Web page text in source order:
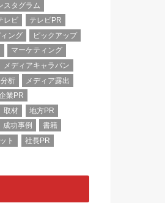
スタグラム
レビ
テレビPR
ング
ピックアップ
マーケティング
メディアキャラバン
析
メディア露出
業PR
取材
地方PR
成功事例
書籍
ト 社長PR